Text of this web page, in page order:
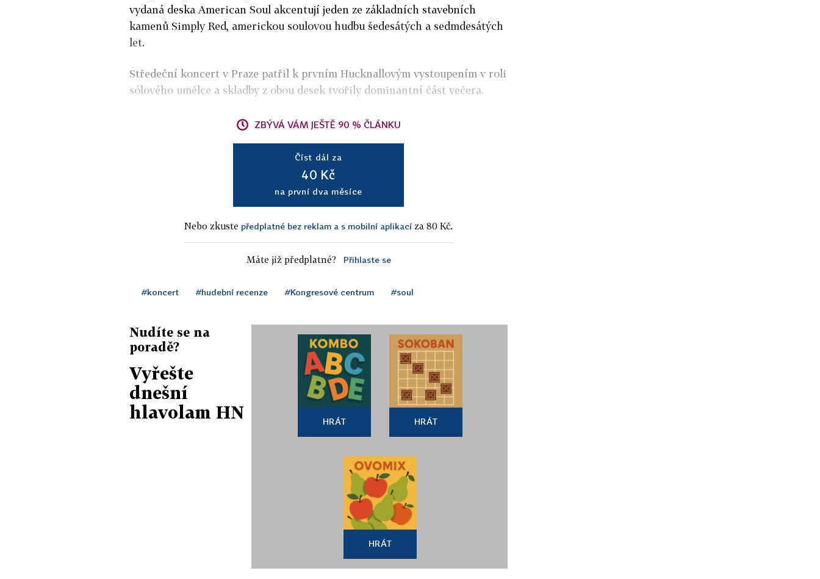
vydaná deska American Soul akcentují jeden ze základních stavebních
kamenů Simply Red, americkou soulovou hudbu šedesátých a sedmdesátých
let.
Středeční koncert v Praze patřil k prvním Hucknallovým vystoupením v roli
sólového umělce a skladby z obou desek tvořily dominantní část večera.
ZBÝVÁ VÁM JEŠTĚ 90 % ČLÁNKU
Číst dál za
40 Kč
na první dva měsíce
Nebo zkuste předplatné bez reklam a s mobilní aplikací za 80 Kč.
Máte již předplatné? Přihlaste se
#koncert #hudební recenze #Kongresové centrum #soul
Nudíte se na
poradě?
Vyřešte
dnešní
hlavolam HN
HRÁT HRÁT
HRÁT